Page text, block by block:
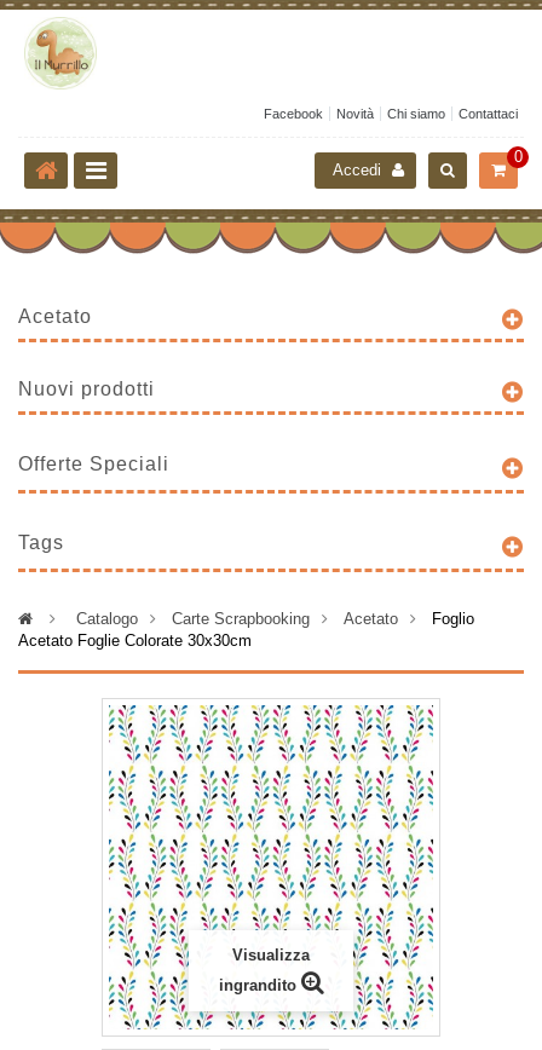
Facebook Novità Chi siamo Contattaci
0
Accedi
Acetato
Nuovi prodotti
Offerte Speciali
Tags
> Catalogo > Carte Scrapbooking > Acetato >
Foglio
Acetato Foglie Colorate 30x30cm
Visualizza
ingrandito